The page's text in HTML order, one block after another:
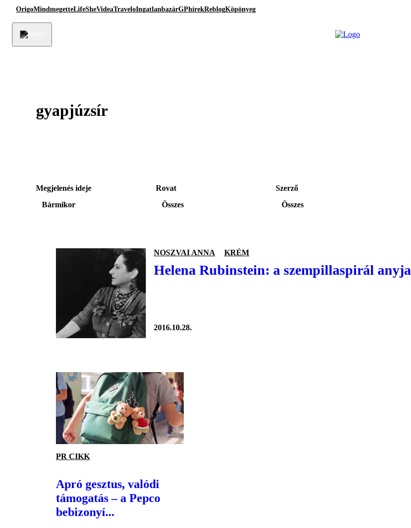
OrigoMindmegetteLifeSheVideaTraveloIngatlanbazárGPhírekReblogKöpönyeg
gyapjúzsír
Megjelenés ideje
Bármikor
Rovat
Összes
Szerző
Összes
NOSZVAI ANNA KRÉM
Helena Rubinstein: a szempillaspirál anyja
2016.10.28.
PR CIKK
Apró gesztus, valódi
támogatás – a Pepco
bebizonyí...